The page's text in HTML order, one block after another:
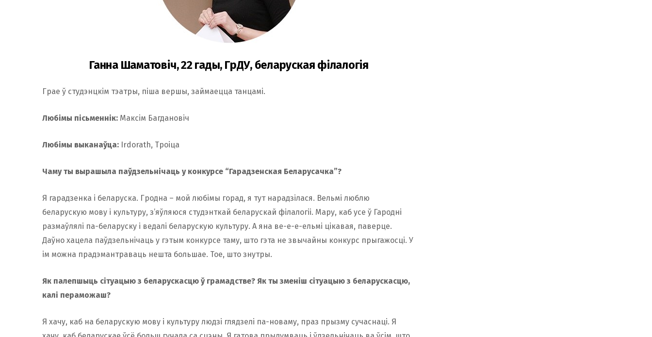
Ганна Шаматовіч, 22 гады, ГрДУ, беларуская філалогія
Грае ў студэнцкім тэатры, піша вершы, займаецца танцамі.
Любімы пісьменнік: Максім Багдановіч
Любімы выканаўца: Irdorath, Троіца
Чаму ты вырашыла паўдзельнічаць у конкурсе “Гарадзенская Беларусачка”?
Я гарадзенка і беларуска. Гродна – мой любімы горад, я тут нарадзілася. Вельмі люблю
беларускую мову і культуру, з’яўляюся студэнткай беларускай філалогіі. Мару, каб усе ў Гародні
размаўлялі па-беларуску і ведалі беларускую культуру. А яна ве-е-е-ельмі цікавая, паверце.
Даўно хацела паўдзельнічаць у гэтым конкурсе таму, што гэта не звычайны конкурс прыгажосці. У
ім можна прадэмантраваць нешта большае. Тое, што знутры.
Як палепшыць сітуацыю з беларускасцю ў грамадстве? Як ты зменіш сітуацыю з беларускасцю,
калі пераможаш?
Я хачу, каб на беларускую мову і культуру людзі глядзелі па-новаму, праз прызму сучаснаці. Я